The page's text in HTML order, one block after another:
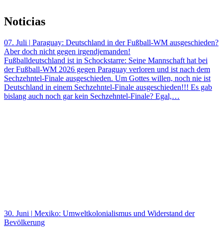
Noticias
07. Juli | Paraguay: Deutschland in der Fußball-WM ausgeschieden?
Aber doch nicht gegen irgendjemanden!
Fußballdeutschland ist in Schockstarre: Seine Mannschaft hat bei
der Fußball-WM 2026 gegen Paraguay verloren und ist nach dem
Sechzehntel-Finale ausgeschieden. Um Gottes willen, noch nie ist
Deutschland in einem Sechzehntel-Finale ausgeschieden!!! Es gab
bislang auch noch gar kein Sechzehntel-Finale? Egal,…
30. Juni | Mexiko: Umweltkolonialismus und Widerstand der
Bevölkerung